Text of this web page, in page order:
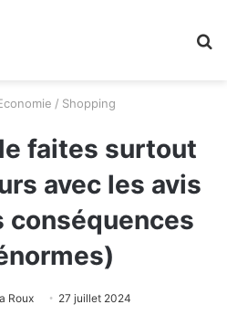
/ Shopping
faites surtout
avec les avis
conséquences
Roux 27 juillet 2024